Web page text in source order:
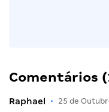
Comentários
Raphael • 25 de